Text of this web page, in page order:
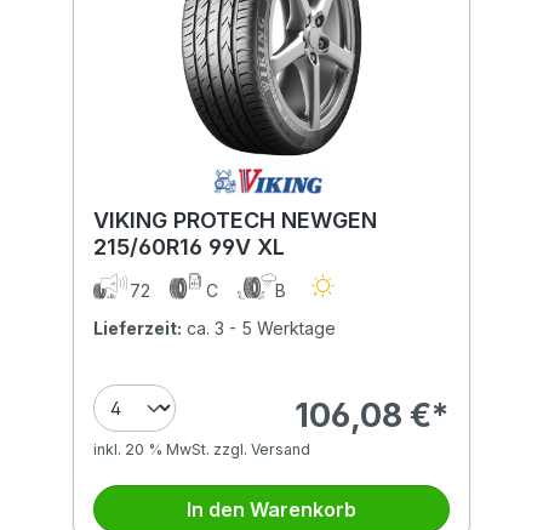
VIKING PROTECH NEWGEN
215/60R16 99V XL
72 C
B
Lieferzeit: ca. 3 - 5 Werktage
106,08 €*
inkl. 20 % MwSt. zzgl. Versand
In den Warenkorb